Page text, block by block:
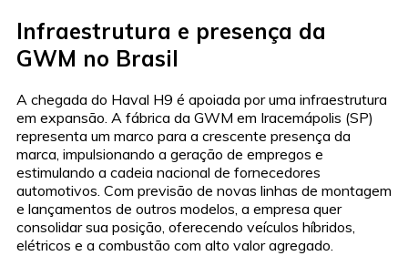
Infraestrutura e presença da
GWM no Brasil
A chegada do Haval H9 é apoiada por uma infraestrutura
em expansão. A fábrica da GWM em Iracemápolis (SP)
representa um marco para a crescente presença da
marca, impulsionando a geração de empregos e
estimulando a cadeia nacional de fornecedores
automotivos. Com previsão de novas linhas de montagem
e lançamentos de outros modelos, a empresa quer
consolidar sua posição, oferecendo veículos híbridos,
elétricos e a combustão com alto valor agregado.